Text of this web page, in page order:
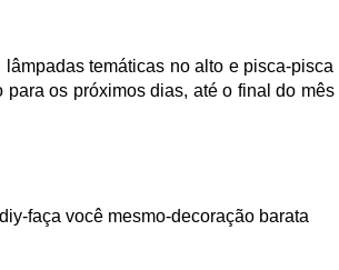
temáticas no alto e pisca-pisca
os próximos dias, até o final do mês